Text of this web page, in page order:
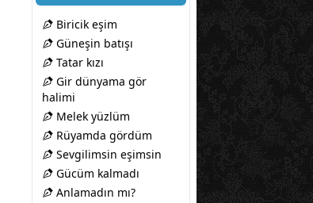
Biricik eşim
Güneşin batışı
Tatar kızı
Gir dünyama gör
halimi
Melek yüzlüm
Rüyamda gördüm
Sevgilimsin eşimsin
Gücüm kalmadı
Anlamadın mı?